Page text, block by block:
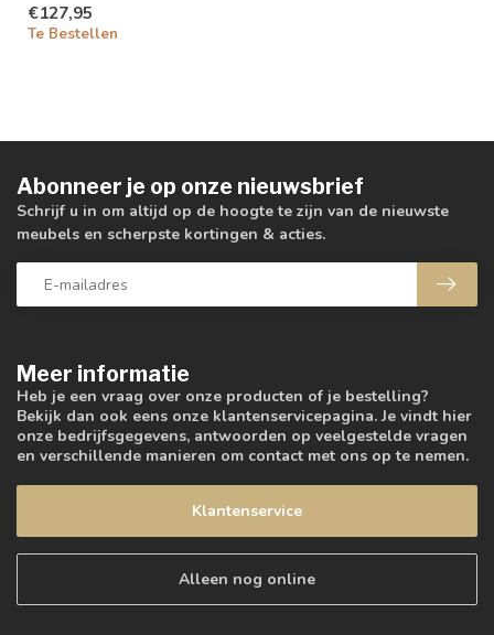
€127,95
Te Bestellen
Meer informatie
Heb je een vraag over onze producten of je bestelling?
Bekijk dan ook eens onze klantenservicepagina. Je vindt hier
onze bedrijfsgegevens, antwoorden op veelgestelde vragen
en verschillende manieren om contact met ons op te nemen.
Klantenservice
Alleen nog online
Abonneer je op onze nieuwsbrief
Schrijf u in om altijd op de hoogte te zijn van de nieuwste
meubels en scherpste kortingen & acties.